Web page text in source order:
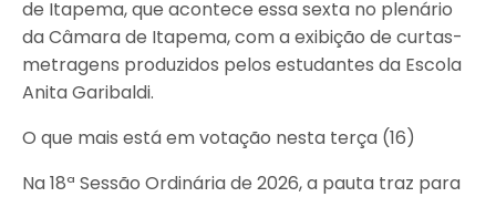
de Itapema, que acontece essa sexta no plenário
da Câmara de Itapema, com a exibição de curtas-
metragens produzidos pelos estudantes da Escola
Anita Garibaldi.
O que mais está em votação nesta terça (16)
Na 18ª Sessão Ordinária de 2026, a pauta traz para